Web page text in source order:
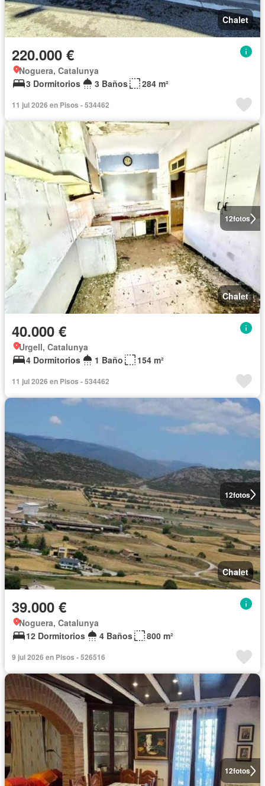
Chalet
220.000 €
Noguera, Catalunya
3 Dormitorios
3 Baños 284 m²
11 jul 2026 en Pisos - 534462
12fotos
Chalet
40.000 €
Urgell, Catalunya
4 Dormitorios
1 Baño 154 m²
11 jul 2026 en Pisos - 534462
12fotos
Chalet
39.000 €
Noguera, Catalunya
12 Dormitorios
4 Baños 800 m²
9 jul 2026 en Pisos - 526516
12fotos